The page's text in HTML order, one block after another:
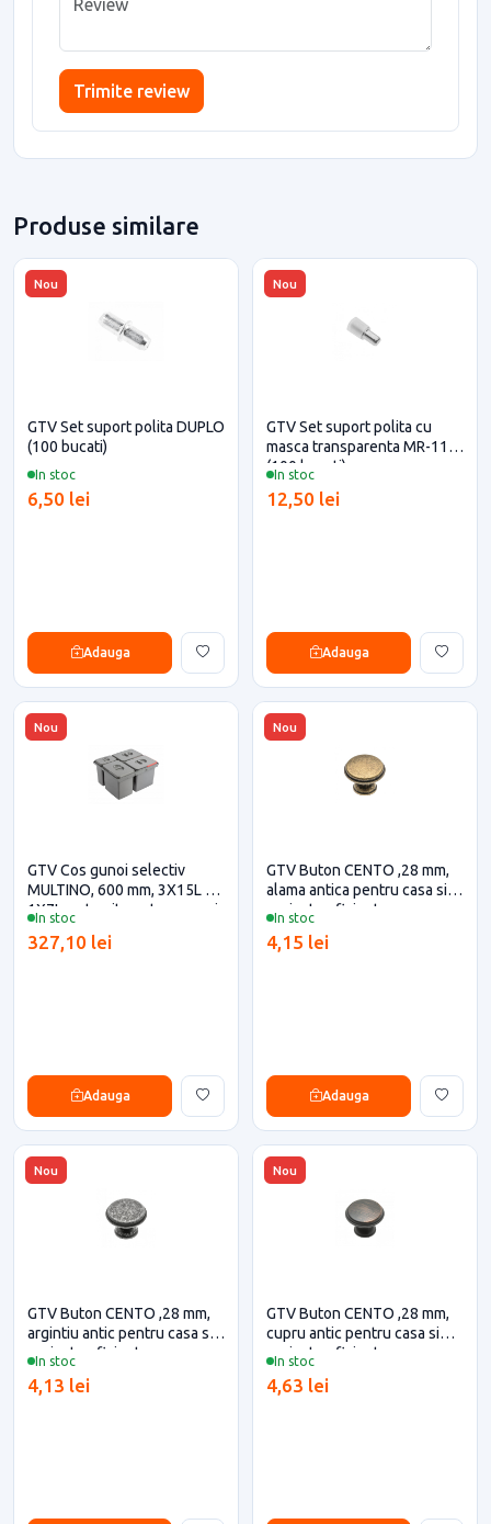
Trimite review
Produse similare
Nou
In stoc
GTV Set suport polita DUPLO
(100 bucati)
6,50 lei
Adauga
Nou
In stoc
GTV Set suport polita cu
masca transparenta MR-11
(100 bucati)
12,50 lei
Adauga
Nou
In stoc
GTV Cos gunoi selectiv
MULTINO, 600 mm, 3X15L +
1X7L, antracit pentru casa si
327,10 lei
Adauga
Nou
In stoc
GTV Buton CENTO ,28 mm,
alama antica pentru casa si
proiecte eficiente
4,15 lei
Adauga
Nou
In stoc
GTV Buton CENTO ,28 mm,
argintiu antic pentru casa si
proiecte eficiente
4,13 lei
Nou
In stoc
GTV Buton CENTO ,28 mm,
cupru antic pentru casa si
proiecte eficiente
4,63 lei